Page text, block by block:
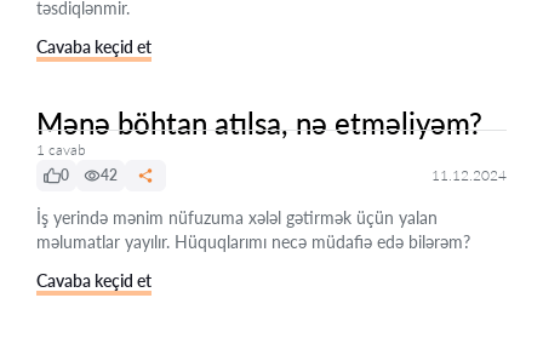
təsdiqlənmir.
Cavaba keçid et
Mənə böhtan atılsa, nə etməliyəm?
1 cavab
0
42 11.12.2024
İş yerində mənim nüfuzuma xələl gətirmək üçün yalan
məlumatlar yayılır. Hüquqlarımı necə müdafiə edə bilərəm?
Cavaba keçid et